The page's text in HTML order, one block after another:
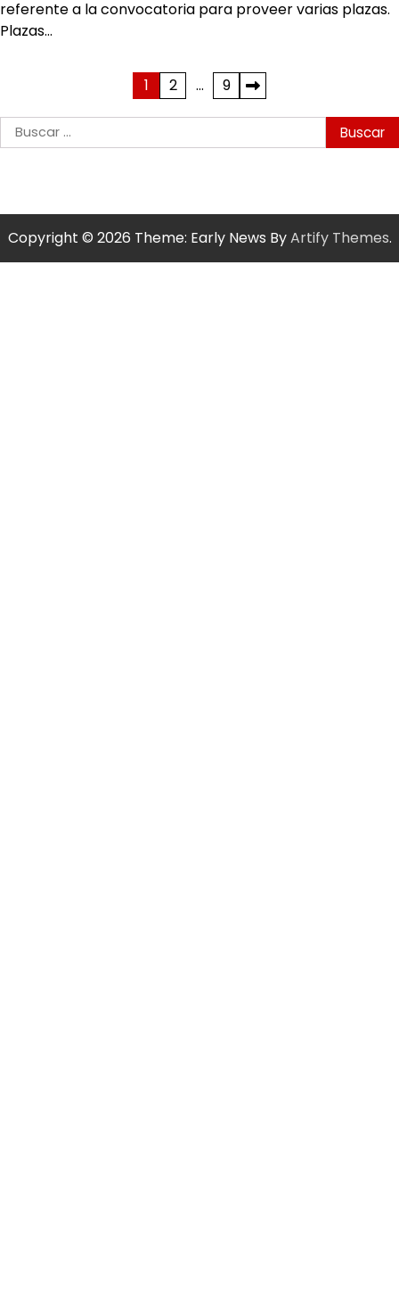
referente a la convocatoria para proveer varias plazas.
Plazas…
de
entradas
1 2 …
9
Buscar:
Copyright © 2026 Theme: Early News ByArtify Themes.